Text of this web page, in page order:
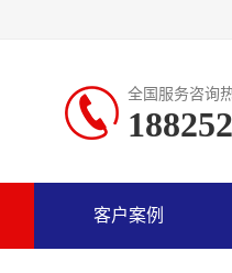
全国服务咨询
客户案例